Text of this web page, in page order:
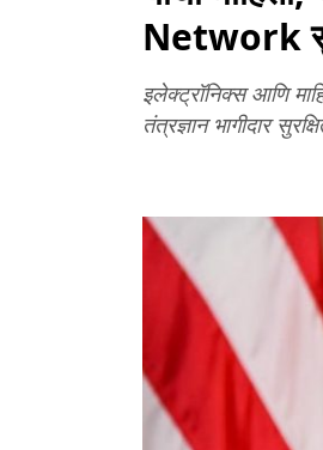
Network
इलेक्ट्रॉनिक्स आणि
तंत्रज्ञान भागीदार